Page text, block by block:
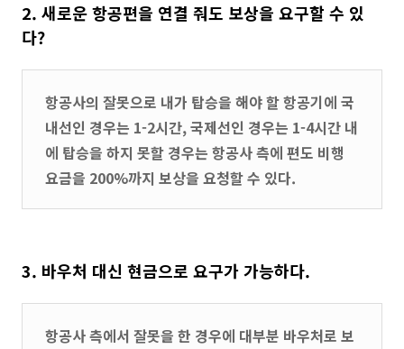
2. 새로운 항공편을 연결 줘도 보상을 요구할 수 있
다?
항공사의 잘못으로 내가 탑승을 해야 할 항공기에 국
내선인 경우는 1-2시간, 국제선인 경우는 1-4시간 내
에 탑승을 하지 못할 경우는 항공사 측에 편도 비행
요금을 200%까지 보상을 요청할 수 있다.
3. 바우처 대신 현금으로 요구가 가능하다.
항공사 측에서 잘못을 한 경우에 대부분 바우처로 보